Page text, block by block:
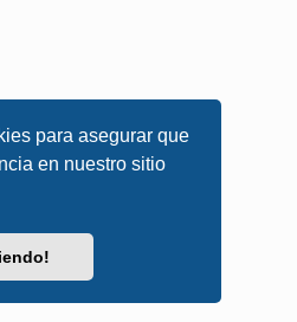
para asegurar que
en nuestro sitio